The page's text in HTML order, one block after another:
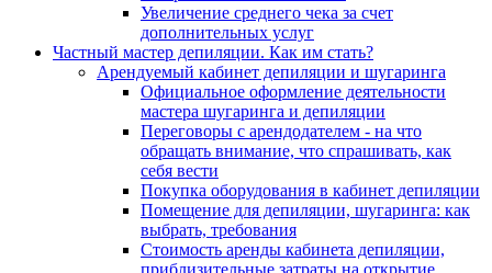
Увеличение среднего чека за счет
дополнительных услуг
Частный мастер депиляции. Как им стать?
Арендуемый кабинет депиляции и шугаринга
Официальное оформление деятельности
мастера шугаринга и депиляции
Переговоры с арендодателем - на что
обращать внимание, что спрашивать, как
себя вести
Покупка оборудования в кабинет депиляции
Помещение для депиляции, шугаринга: как
выбрать, требования
Стоимость аренды кабинета депиляции,